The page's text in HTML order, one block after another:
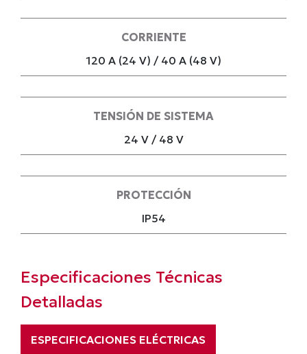
CORRIENTE
120 A (24 V) / 40 A (48 V)
TENSIÓN DE SISTEMA
24 V / 48 V
PROTECCIÓN
IP54
Especificaciones Técnicas
Detalladas
ESPECIFICACIONES ELÉCTRICAS